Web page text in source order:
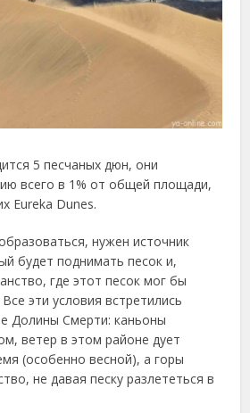
5 песчаных дюн, они
всего в 1% от общей площади,
Eureka Dunes.
нужен источник
будет поднимать песок и,
где этот песок мог бы
эти условия встретились
Долины Смерти: каньоны
ветер в этом районе дует
(особенно весной), а горы
не давая песку разлететься в